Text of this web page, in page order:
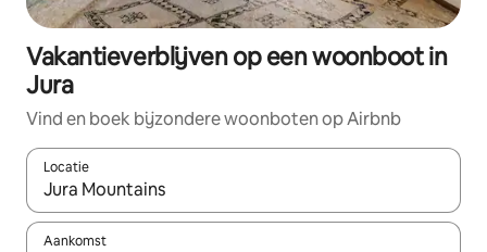
Vakantieverblijven op een woonboot in
Jura
Vind en boek bijzondere woonboten op Airbnb
Locatie
Wanneer er resultaten beschikbaar zijn, maak je een keuze
Aankomst